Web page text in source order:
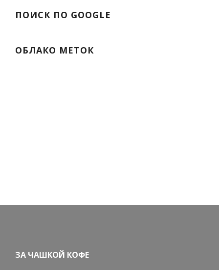
ПОИСК ПО GOOGLE
ОБЛАКО МЕТОК
ЗА ЧАШКОЙ КОФЕ